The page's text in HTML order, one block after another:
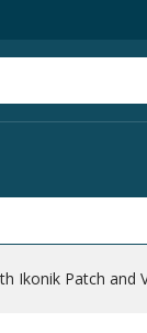
Ikonik Patch and